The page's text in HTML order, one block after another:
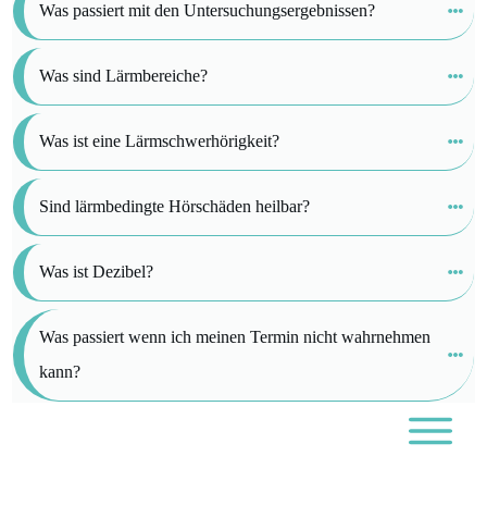
Was passiert mit den Untersuchungsergebnissen?
Was sind Lärmbereiche?
Was ist eine Lärmschwerhörigkeit?
Sind lärmbedingte Hörschäden heilbar?
Was ist Dezibel?
Was passiert wenn ich meinen Termin nicht wahrnehmen
kann?